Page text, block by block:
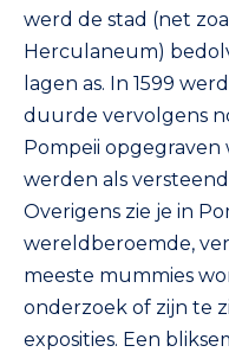
werd de stad (net
Herculaneum)
lagen as. In 1599
duurde vervolgens
Pompeii opgegraven
werden als
Overigens zie je in
wereldberoemde,
meeste mummies
onderzoek of zijn te
exposities. Een